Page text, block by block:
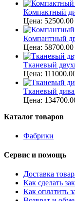
Компактный
Цена: 52500.00
Компантный
Цена: 58700.00
Тканевый
Цена:
Тканевый
Цена:
Каталог товаров
Фабрики
Сервис и помощь
Доставка
Как сделать
Как оплатить